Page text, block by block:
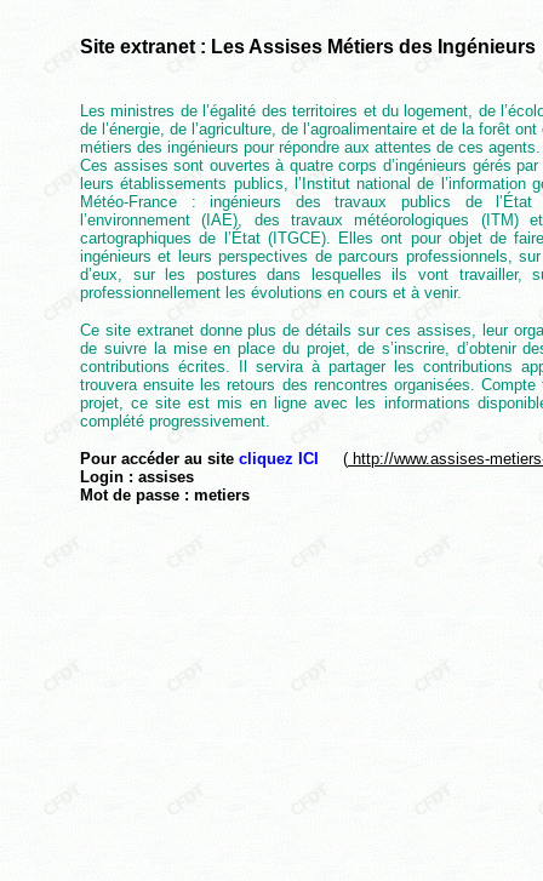
Site extranet : Les Assises Métiers des Ingénieurs
Les ministres de l’égalité des territoires et du logement, de
de l’énergie, de l’agriculture, de l’agroalimentaire et de la forêt
métiers des ingénieurs pour répondre aux attentes de ces agents.
Ces assises sont ouvertes à quatre corps d’ingénieurs gérés
leurs établissements publics, l’Institut national de l’information
Météo-France : ingénieurs des travaux publics de
l’environnement (IAE), des travaux météorologiques (ITM)
cartographiques de l’État (ITGCE). Elles ont pour objet de
ingénieurs et leurs perspectives de parcours professionnels,
d’eux, sur les postures dans lesquelles ils vont travailler,
professionnellement les évolutions en cours et à venir.
Ce site extranet donne plus de détails sur ces assises, leur
de suivre la mise en place du projet, de s’inscrire, d’obtenir
contributions écrites. Il servira à partager les contributions
trouvera ensuite les retours des rencontres organisées.
projet, ce site est mis en ligne avec les informations
complété progressivement.
Pour accéder au site cliquez ICI ( http://www.assises-
Login : assises
Mot de passe : metiers